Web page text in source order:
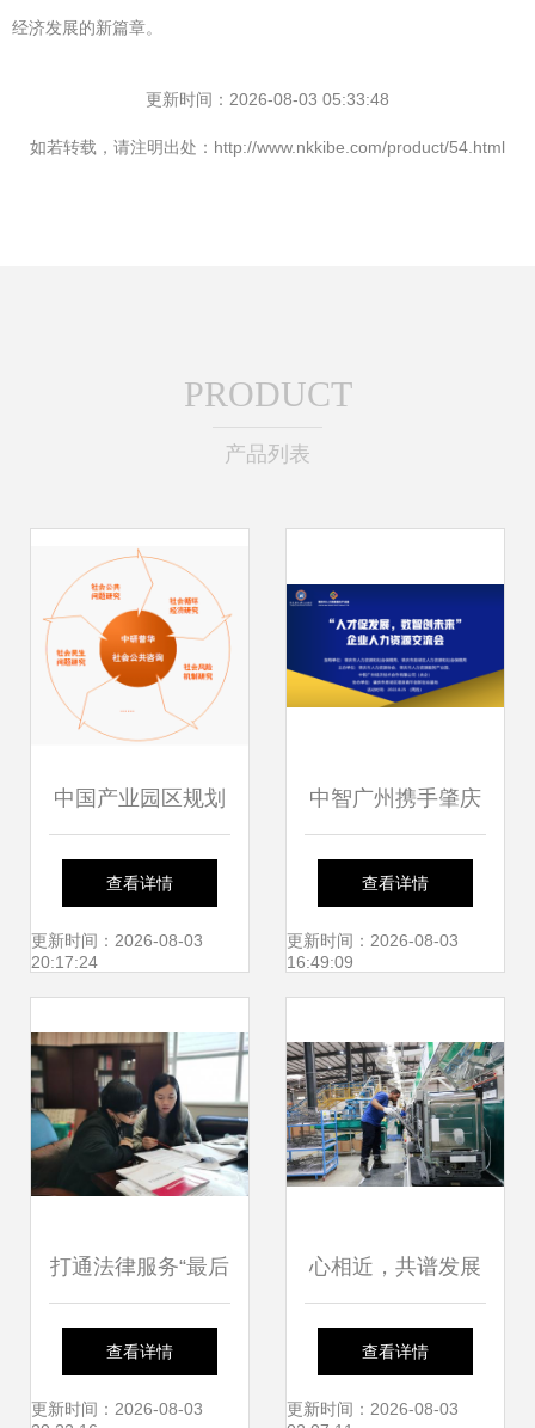
经济发展的新篇章。
更新时间：2026-08-03 05:33:48
如若转载，请注明出处：http://www.nkkibe.com/product/54.html
PRODUCT
产品列表
中国产业园区规划
与建设行业研究报
告 创新驱动下的战
价值
查看详情
更新时间：2026-08-03
20:17:24
中智广州携手肇庆
市人力资源协会成
功举办企业人力资
查看详情
更新时间：2026-08-03
16:49:09
打通法律服务“最后
一公里” 社会经济
咨询服务的桥梁作
查看详情
更新时间：2026-08-03
心相近，共谱发展
新篇 续写中阿情缘
的社会经济咨询服
查看详情
更新时间：2026-08-03